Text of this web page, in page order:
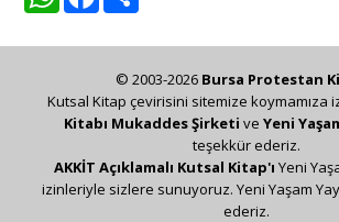
© 2003-2026 Bursa Protestan
Kutsal Kitap çevirisini sitemize koymamıza
Kitabı Mukaddes Şirketi ve Yeni
teşekkür ederiz.
AKKİT Açıklamalı Kutsal Kitap'ı Yeni
izinleriyle sizlere sunuyoruz. Yeni Yaşam
ederiz.